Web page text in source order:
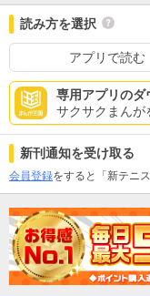
読み方を選択
アプリで読む
専用アプリのダ
サクサクまんが
新刊通知を受け取る
会員登録をすると「新テニ